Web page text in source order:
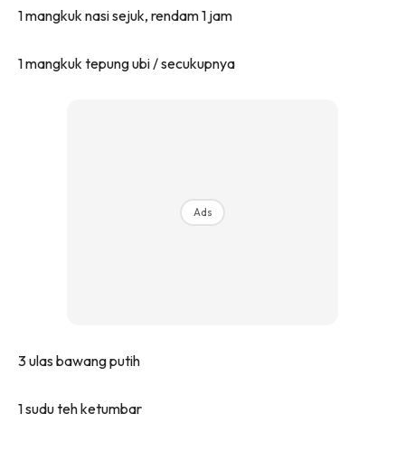
1 mangkuk nasi sejuk, rendam 1 jam
1 mangkuk tepung ubi / secukupnya
Ads
3 ulas bawang putih
1 sudu teh ketumbar